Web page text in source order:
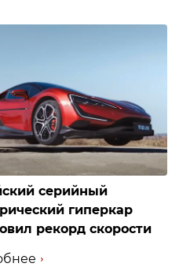
серийный
гиперкар
рекорд скорости